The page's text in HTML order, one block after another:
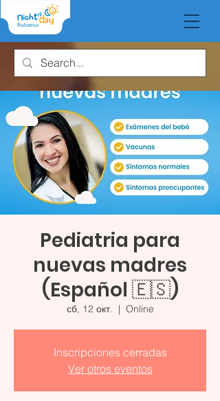
Pediatria para
nuevas madres
(Español 🇪🇸)
сб, 12 окт.
  |
Online
Inscripciones cerradas
Ver otros eventos